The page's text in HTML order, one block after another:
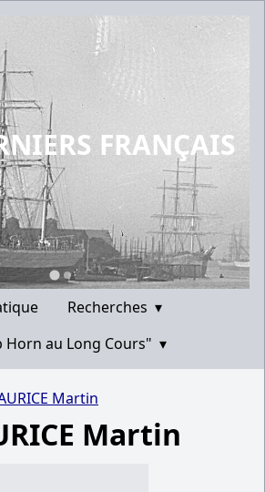
FRANÇAIS
Recherches ▾
Horn au Long Cours" ▾
Martin
Martin